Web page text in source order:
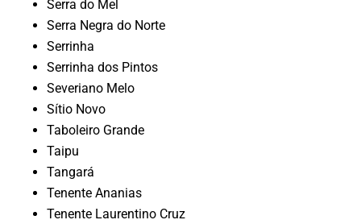
Serra do Mel
Serra Negra do Norte
Serrinha
Serrinha dos Pintos
Severiano Melo
Sítio Novo
Taboleiro Grande
Taipu
Tangará
Tenente Ananias
Tenente Laurentino Cruz